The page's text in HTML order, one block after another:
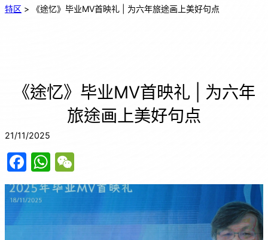
特区 > 《途忆》毕业MV首映礼 | 为六年旅途画上美好句点
《途忆》毕业MV首映礼 | 为六年
旅途画上美好句点
21/11/2025
F
a
c
e
W
h
at
s
e
C
h